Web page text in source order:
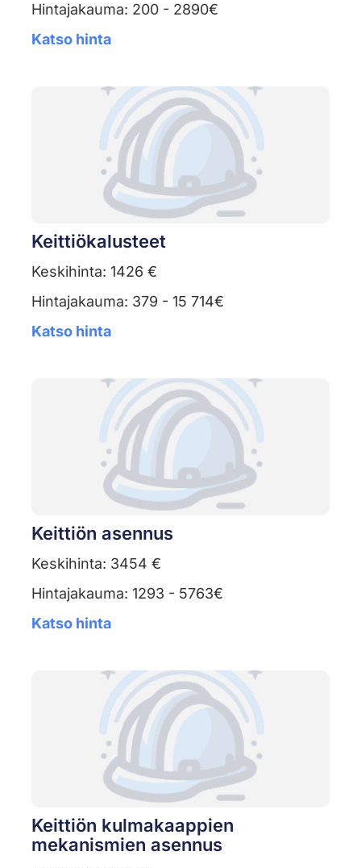
Hintajakauma: 200 - 2890€
Katso hinta
Keittiökalusteet
Keskihinta: 1426 €
Hintajakauma: 379 - 15 714€
Katso hinta
Keittiön asennus
Keskihinta: 3454 €
Hintajakauma: 1293 - 5763€
Katso hinta
Keittiön kulmakaappien
mekanismien asennus